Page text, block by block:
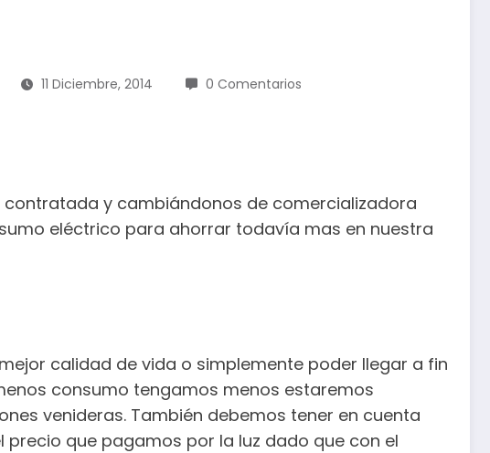
11 Diciembre, 2014 0 Comentarios
y cambiándonos de comercializadora
eléctrico para ahorrar todavía mas en nuestra
calidad de vida o simplemente poder llegar a fin
consumo tengamos menos estaremos
venideras. También debemos tener en cuenta
que pagamos por la luz dado que con el